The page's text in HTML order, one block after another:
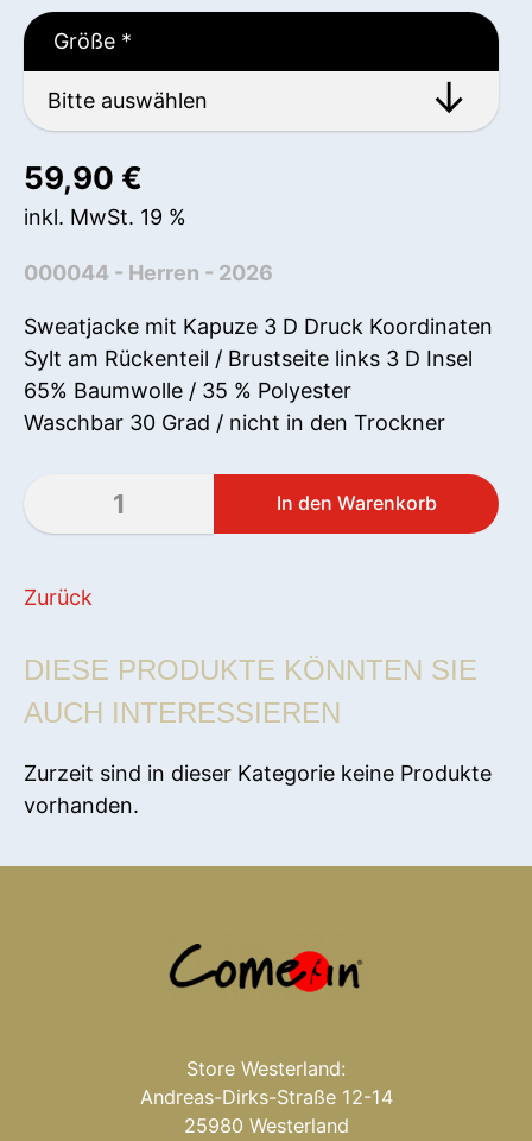
Größe *
59,90 €
inkl. MwSt. 19 %
000044 - Herren - 2026
Sweatjacke mit Kapuze 3 D Druck Koordinaten
Sylt am Rückenteil / Brustseite links 3 D Insel
65% Baumwolle / 35 % Polyester
Waschbar 30 Grad / nicht in den Trockner
Zurück
DIESE PRODUKTE KÖNNTEN SIE
AUCH INTERESSIEREN
Zurzeit sind in dieser Kategorie keine Produkte
vorhanden.
Store Westerland:
Andreas-Dirks-Straße 12-14
25980 Westerland